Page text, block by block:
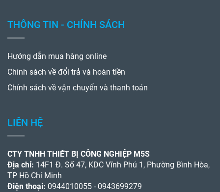
THÔNG TIN - CHÍNH SÁCH
Hướng dẫn mua hàng online
Chính sách về đổi trả và hoàn tiền
Chính sách về vận chuyển và thanh toán
LIÊN HỆ
CTY TNHH THIẾT BỊ CÔNG NGHIỆP M5S
Địa chỉ: 14F1 Đ. Số 47, KDC Vĩnh Phú 1, Phường Bình Hòa,
TP Hồ Chí Minh
Điện thoại: 0944010055 - 0943699279